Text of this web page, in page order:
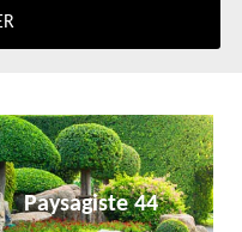
Paysagiste 44